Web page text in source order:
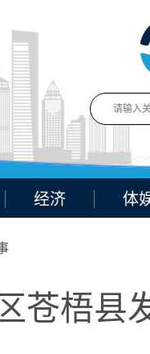
经济 体
苍梧县